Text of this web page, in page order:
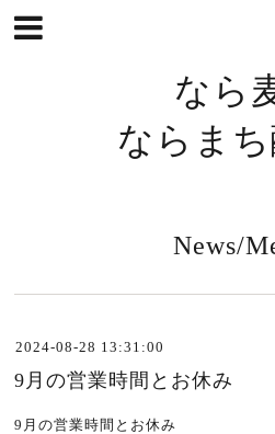
なら
ならま
News/
2024-08-28 13:31:00
9月の営業時間とお休み
9月の営業時間とお休み